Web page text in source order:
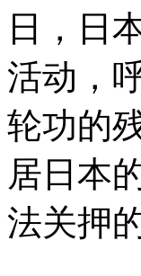
日，日
活动，
轮功的
居日本
法关押